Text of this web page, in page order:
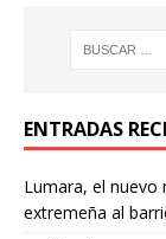
ENTRADAS
Lumara, el nuevo
extremeña al